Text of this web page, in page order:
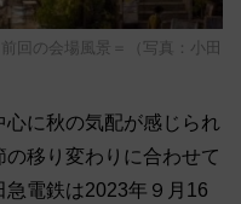
回の会場風景＝（写真：小田
に秋の気配が感じられ
移り変わりに合わせて
電鉄は2023年９月16